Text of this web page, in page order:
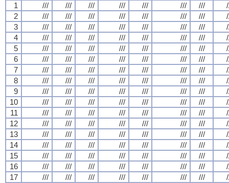
1
/// /// /// /// /// /// ///
2
/// /// /// /// /// /// ///
3
/// /// /// /// /// /// ///
4
/// /// /// /// /// /// ///
5
/// /// /// /// /// /// ///
6
/// /// /// /// /// /// ///
7
/// /// /// /// /// /// ///
8
/// /// /// /// /// /// ///
9
/// /// /// /// /// /// ///
10
/// /// /// /// /// /// ///
11
/// /// /// /// /// /// ///
12
/// /// /// /// /// /// ///
13
/// /// /// /// /// /// ///
14
/// /// /// /// /// /// ///
15
/// /// /// /// /// /// ///
16
/// /// /// /// /// /// ///
17
/// /// /// /// /// /// ///